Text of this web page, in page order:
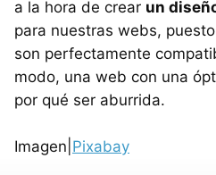
a la hora de crear un
para nuestras webs,
son perfectamente
modo, una web con una
por qué ser aburrida.
Imagen| Pixabay